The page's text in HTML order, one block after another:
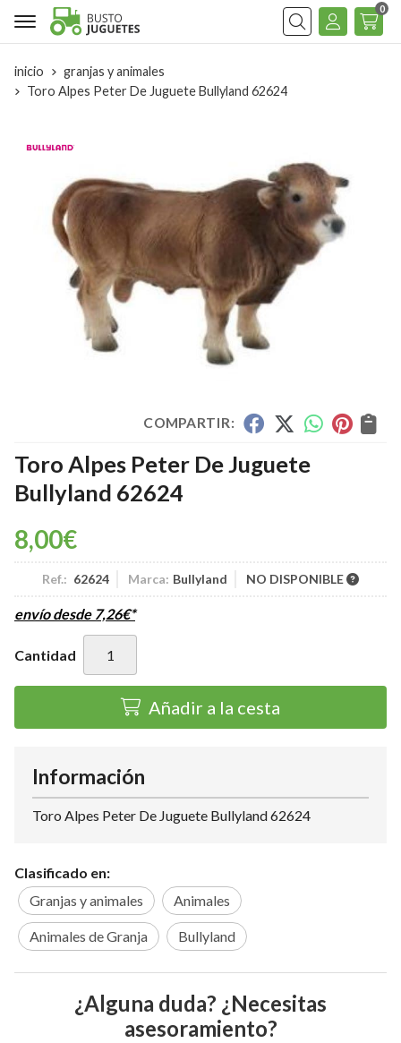
Buscar
0
inicio
granjas y animales
Toro Alpes Peter De Juguete Bullyland 62624
COMPARTIR:
Toro Alpes Peter De Juguete
Bullyland 62624
8,00€
Ref.: 62624 Marca: Bullyland NO DISPONIBLE
envío desde 7,26€*
Cantidad
Añadir a la cesta
Información
Toro Alpes Peter De Juguete Bullyland 62624
Clasificado en:
Granjas y animales
Animales
Animales de Granja Bullyland
¿Alguna duda? ¿Necesitas
asesoramiento?